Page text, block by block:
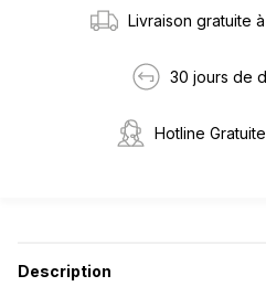
Livraison gratuite
30 jours de
Hotline Gratuite
Description